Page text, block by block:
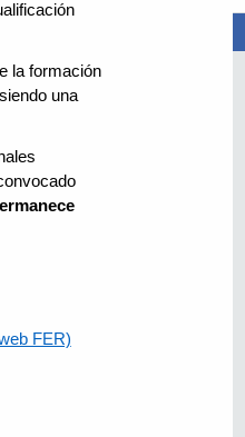
la formación
una
FER)